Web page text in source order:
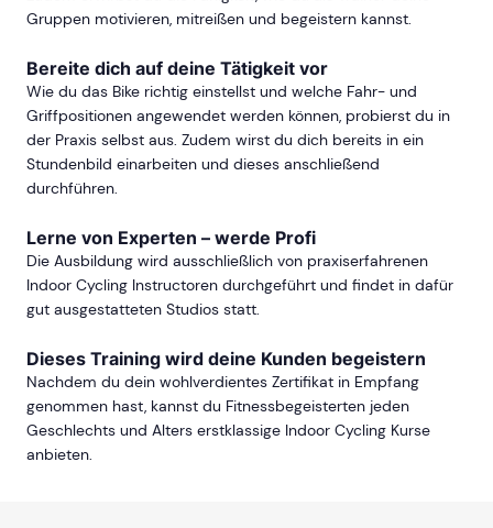
Gruppen motivieren, mitreißen und begeistern kannst.
Bereite dich auf deine Tätigkeit vor
Wie du das Bike richtig einstellst und welche Fahr- und
Griffpositionen angewendet werden können, probierst du in
der Praxis selbst aus. Zudem wirst du dich bereits in ein
Stundenbild einarbeiten und dieses anschließend
durchführen.
Lerne von Experten – werde Profi
Die Ausbildung wird ausschließlich von praxiserfahrenen
Indoor Cycling Instructoren durchgeführt und findet in dafür
gut ausgestatteten Studios statt.
Dieses Training wird deine Kunden begeistern
Nachdem du dein wohlverdientes Zertifikat in Empfang
genommen hast, kannst du Fitnessbegeisterten jeden
Geschlechts und Alters erstklassige Indoor Cycling Kurse
anbieten.